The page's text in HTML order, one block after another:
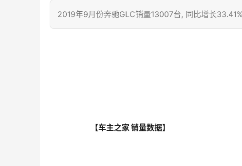
2019年9月份奔驰GLC销量13007台, 同比增长33.41%
                            【车主之家 销量数据】